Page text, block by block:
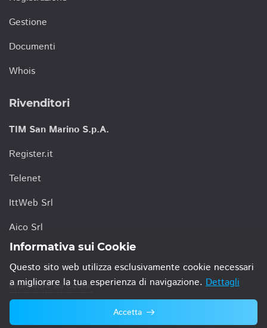
Gestione
Documenti
Whois
Rivenditori
TIM San Marino S.p.A.
Register.it
Telenet
IttWeb Srl
Aico Srl
Informativa sui Cookie
© 2021 TIM San Marino S.p.A.
Informativa sui Cookie
Questo sito web utilizza esclusivamente cookie necessari
a migliorare la tua esperienza di navigazione. Dettagli
Accetta